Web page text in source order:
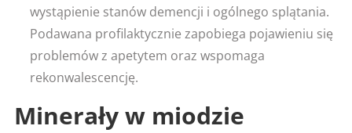
wystąpienie stanów demencji i ogólnego splątania.
Podawana profilaktycznie zapobiega pojawieniu się
problemów z apetytem oraz wspomaga
rekonwalescencję.
Minerały w miodzie